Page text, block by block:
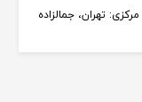
تهران، جمالزاده